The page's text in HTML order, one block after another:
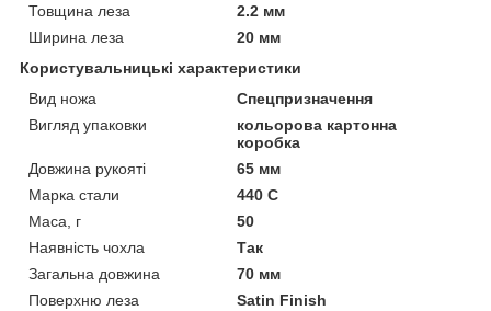
Товщина леза
2.2 мм
Ширина леза
20 мм
Користувальницькі характеристики
Вид ножа
Спецпризначення
Вигляд упаковки
кольорова картонна
коробка
Довжина рукояті
65 мм
Марка стали
440 C
Маса, г
50
Наявність чохла
Так
Загальна довжина
70 мм
Поверхню леза
Satin Finish